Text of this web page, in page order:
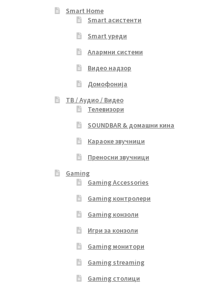
Smart Home
Smart асистенти
Smart уреди
Алармни системи
Видео надзор
Домофонија
ТВ / Аудио / Видео
Телевизори
SOUNDBAR & домашни кина
Караоке звучници
Преносни звучници
Gaming
Gaming Accessories
Gaming контролери
Gaming конзоли
Игри за конзоли
Gaming монитори
Gaming streaming
Gaming столици